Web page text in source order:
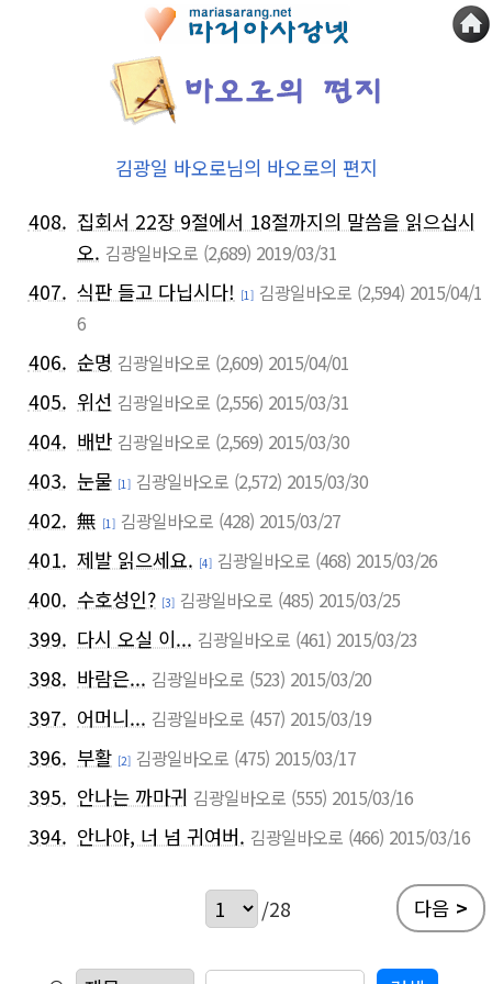
김광일 바오로님의 바오로의 편지
408. 집회서 22장 9절에서 18절까지의 말씀을 읽으십시
오. 김광일바오로 (2,689) 2019/03/31
407. 식판 들고 다닙시다! [1] 김광일바오로 (2,594) 2015/04/1
6
406. 순명 김광일바오로 (2,609) 2015/04/01
405. 위선 김광일바오로 (2,556) 2015/03/31
404. 배반 김광일바오로 (2,569) 2015/03/30
403. 눈물 [1] 김광일바오로 (2,572) 2015/03/30
402. 無 [1] 김광일바오로 (428) 2015/03/27
401. 제발 읽으세요. [4] 김광일바오로 (468) 2015/03/26
400. 수호성인? [3] 김광일바오로 (485) 2015/03/25
399. 다시 오실 이... 김광일바오로 (461) 2015/03/23
398. 바람은... 김광일바오로 (523) 2015/03/20
397. 어머니... 김광일바오로 (457) 2015/03/19
396. 부활 [2] 김광일바오로 (475) 2015/03/17
395. 안나는 까마귀 김광일바오로 (555) 2015/03/16
394. 안나야, 너 넘 귀여버. 김광일바오로 (466) 2015/03/16
/28 다음 >